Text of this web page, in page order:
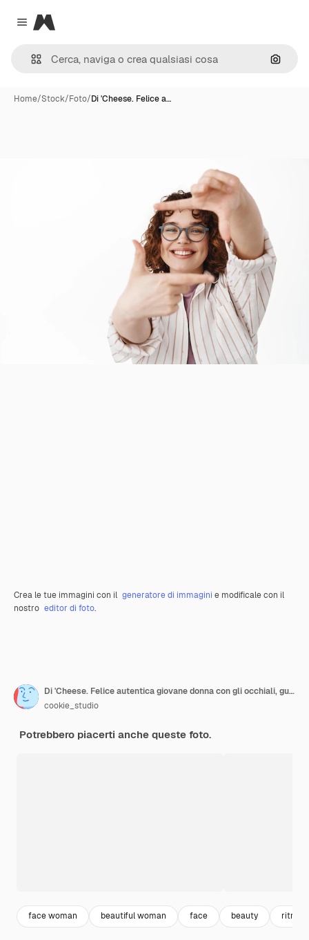
Close menu
Magnific
Cerca
Home/Stock/Foto/Di 'Cheese. Felice a…
Crea le tue immagini con il generatore di immagini e modificale con il
nostro editor di foto.
Di 'Cheese. Felice autentica giovane donna con gli occhiali, guardando attraverso le cornici per foto a mano gesto e sorridente con i denti bianchi ampio sorriso, immaginando bel momento, sfondo bianco
cookie_studio
Potrebbero piacerti anche queste foto.
face woman beautiful woman face beauty ritratto